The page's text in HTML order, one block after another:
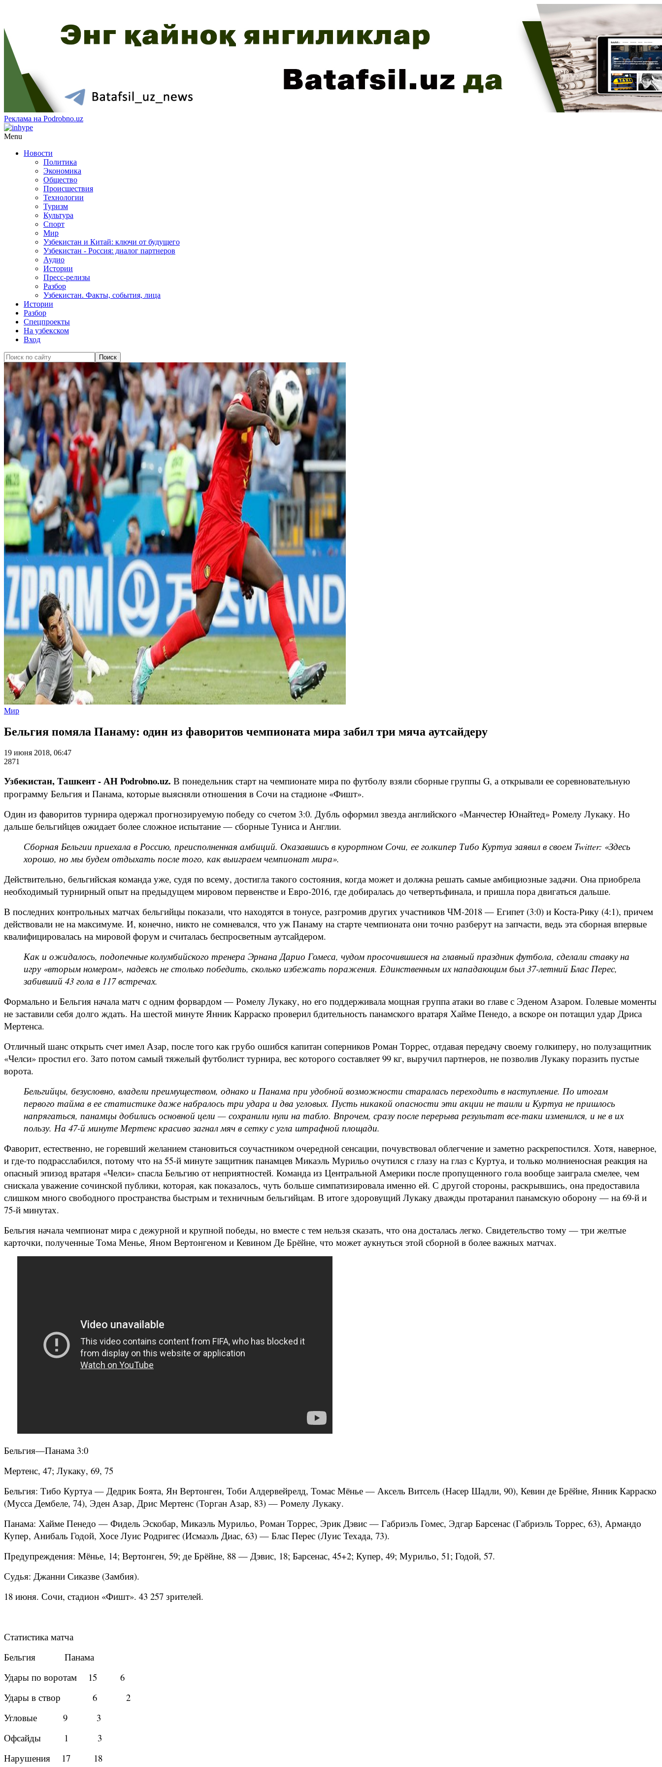
Реклама на Podrobno.uz
Menu
Новости
Политика
Экономика
Общество
Происшествия
Технологии
Туризм
Культура
Спорт
Мир
Узбекистан и Китай: ключи от будущего
Узбекистан - Россия: диалог партнеров
Аудио
Истории
Пресс-релизы
Разбор
Узбекистан. Факты, события, лица
Истории
Разбор
Спецпроекты
На узбекском
Вход
Мир
Бельгия помяла Панаму: один из фаворитов чемпионата мира забил три мяча аутсайдеру
19 июня 2018, 06:47
2871
Узбекистан, Ташкент - АН Podrobno.uz. В понедельник старт на чемпионате мира по футболу взяли сборные группы G, а открывали ее соревновательную
программу Бельгия и Панама, которые выясняли отношения в Сочи на стадионе «Фишт».
Один из фаворитов турнира одержал прогнозируемую победу со счетом 3:0. Дубль оформил звезда английского «Манчестер Юнайтед» Ромелу Лукаку. Но
дальше бельгийцев ожидает более сложное испытание — сборные Туниса и Англии.
Сборная Бельгии приехала в Россию, преисполненная амбиций. Оказавшись в курортном Сочи, ее голкипер Тибо Куртуа заявил в своем Twitter: «Здесь
хорошо, но мы будем отдыхать после того, как выиграем чемпионат мира».
Действительно, бельгийская команда уже, судя по всему, достигла такого состояния, когда может и должна решать самые амбициозные задачи. Она приобрела
необходимый турнирный опыт на предыдущем мировом первенстве и Евро-2016, где добиралась до четвертьфинала, и пришла пора двигаться дальше.
В последних контрольных матчах бельгийцы показали, что находятся в тонусе, разгромив других участников ЧМ-2018 — Египет (3:0) и Коста-Рику (4:1), причем
действовали не на максимуме. И, конечно, никто не сомневался, что уж Панаму на старте чемпионата они точно разберут на запчасти, ведь эта сборная впервые
квалифицировалась на мировой форум и считалась беспросветным аутсайдером.
Как и ожидалось, подопечные колумбийского тренера Эрнана Дарио Гомеса, чудом просочившиеся на главный праздник футбола, сделали ставку на
игру «вторым номером», надеясь не столько победить, сколько избежать поражения. Единственным их нападающим был 37-летний Блас Перес,
забивший 43 гола в 117 встречах.
Формально и Бельгия начала матч с одним форвардом — Ромелу Лукаку, но его поддерживала мощная группа атаки во главе с Эденом Азаром. Голевые моменты
не заставили себя долго ждать. На шестой минуте Янник Карраско проверил бдительность панамского вратаря Хайме Пенедо, а вскоре он потащил удар Дриса
Мертенса.
Отличный шанс открыть счет имел Азар, после того как грубо ошибся капитан соперников Роман Торрес, отдавая передачу своему голкиперу, но полузащитник
«Челси» простил его. Зато потом самый тяжелый футболист турнира, вес которого составляет 99 кг, выручил партнеров, не позволив Лукаку поразить пустые
ворота.
Бельгийцы, безусловно, владели преимуществом, однако и Панама при удобной возможности старалась переходить в наступление. По итогам
первого тайма в ее статистике даже набралось три удара и два угловых. Пусть никакой опасности эти акции не таили и Куртуа не пришлось
напрягаться, панамцы добились основной цели — сохранили нули на табло. Впрочем, сразу после перерыва результат все-таки изменился, и не в их
пользу. На 47-й минуте Мертенс красиво загнал мяч в сетку с угла штрафной площади.
Фаворит, естественно, не горевший желанием становиться соучастником очередной сенсации, почувствовал облегчение и заметно раскрепостился. Хотя, наверное,
и где-то подрасслабился, потому что на 55-й минуте защитник панамцев Микаэль Мурильо очутился с глазу на глаз с Куртуа, и только молниеносная реакция на
опасный эпизод вратаря «Челси» спасла Бельгию от неприятностей. Команда из Центральной Америки после пропущенного гола вообще заиграла смелее, чем
снискала уважение сочинской публики, которая, как показалось, чуть больше симпатизировала именно ей. С другой стороны, раскрывшись, она предоставила
слишком много свободного пространства быстрым и техничным бельгийцам. В итоге здоровущий Лукаку дважды протаранил панамскую оборону — на 69-й и
75-й минутах.
Бельгия начала чемпионат мира с дежурной и крупной победы, но вместе с тем нельзя сказать, что она досталась легко. Свидетельство тому — три желтые
карточки, полученные Тома Менье, Яном Вертонгеном и Кевином Де Брёйне, что может аукнуться этой сборной в более важных матчах.
Бельгия—Панама 3:0
Мертенс, 47; Лукаку, 69, 75
Бельгия: Тибо Куртуа — Дедрик Боята, Ян Вертонген, Тоби Алдервейрелд, Томас Мёнье — Аксель Витсель (Насер Шадли, 90), Кевин де Брёйне, Янник Карраско
(Мусса Дембеле, 74), Эден Азар, Дрис Мертенс (Торган Азар, 83) — Ромелу Лукаку.
Панама: Хайме Пенедо — Фидель Эскобар, Микаэль Мурильо, Роман Торрес, Эрик Дэвис — Габриэль Гомес, Эдгар Барсенас (Габриэль Торрес, 63), Армандо
Купер, Анибаль Годой, Хосе Луис Родригес (Исмаэль Диас, 63) — Блас Перес (Луис Техада, 73).
Предупреждения: Мёнье, 14; Вертонген, 59; де Брёйне, 88 — Дэвис, 18; Барсенас, 45+2; Купер, 49; Мурильо, 51; Годой, 57.
Судья: Джанни Сиказве (Замбия).
18 июня. Сочи, стадион «Фишт». 43 257 зрителей.
Статистика матча
Бельгия Панама
Удары по воротам 15 6
Удары в створ 6 2
Угловые 9 3
Офсайды 1 3
Нарушения 17 18